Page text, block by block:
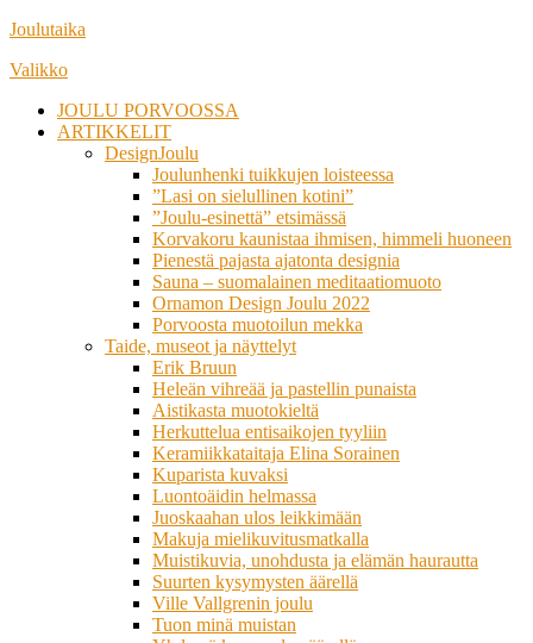
Siirry
sisältöön
Joulutaika
Valikko
JOULU PORVOOSSA
ARTIKKELIT
DesignJoulu
Joulunhenki tuikkujen loisteessa
”Lasi on sielullinen kotini”
”Joulu-esinettä” etsimässä
Korvakoru kaunistaa ihmisen, himmeli huoneen
Pienestä pajasta ajatonta designia
Sauna – suomalainen meditaatiomuoto
Ornamon Design Joulu 2022
Porvoosta muotoilun mekka
Taide, museot ja näyttelyt
Erik Bruun
Heleän vihreää ja pastellin punaista
Aistikasta muotokieltä
Herkuttelua entisaikojen tyyliin
Keramiikkataitaja Elina Sorainen
Kuparista kuvaksi
Luontoäidin helmassa
Juoskaahan ulos leikkimään
Makuja mielikuvitusmatkalla
Muistikuvia, unohdusta ja elämän haurautta
Suurten kysymysten äärellä
Ville Vallgrenin joulu
Tuon minä muistan